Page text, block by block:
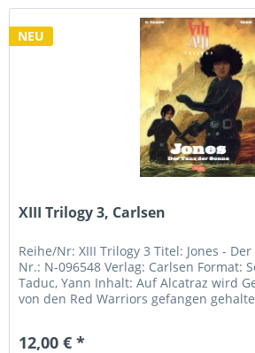
NEU
XIII Trilogy 3, Carlsen
Reihe/Nr: XIII Trilogy 3 Titel: Jones -
Nr.: N-096548 Verlag: Carlsen Format:
Taduc, Yann Inhalt: Auf Alcatraz wird
von den Red Warriors gefangen
12,00 € *